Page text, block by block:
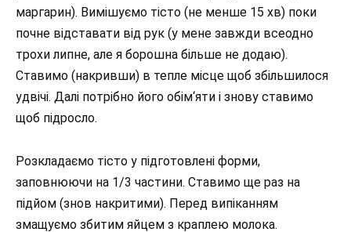
маргарин). Вимішуємо тісто (не менше 15 хв) поки
почне відставати від рук (у мене завжди всеодно
трохи липне, але я борошна більше не додаю).
Ставимо (накривши) в тепле місце щоб збільшилося
удвічі. Далі потрібно його обім‘яти і знову ставимо
щоб підросло.
Розкладаємо тісто у підготовлені форми,
заповнюючи на 1/3 частини. Ставимо ще раз на
підйом (знов накритими). Перед випіканням
змащуємо збитим яйцем з краплею молока.